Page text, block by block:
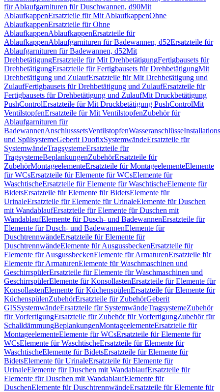
für Ablaufgarnituren für Duschwannen, d90Mit
AblaufkappenErsatzteile für Mit AblaufkappenOhne
AblaufkappenErsatzteile für Ohne
AblaufkappenAblaufkappenErsatzteile für
AblaufkappenAblaufgarnituren für Badewannen, d52Ersatzteile für
Ablaufgarnituren für Badewannen, d52Mit
DrehbetätigungErsatzteile für Mit DrehbetätigungFertigbausets für
DrehbetätigungErsatzteile für Fertigbausets für DrehbetätigungMit
Drehbetätigung und ZulaufErsatzteile für Mit Drehbetätigung und
ZulaufFertigbausets für Drehbetätigung und ZulaufErsatzteile für
Fertigbausets für Drehbetätigung und ZulaufMit Druckbetätigung
PushControlErsatzteile für Mit Druckbetätigung PushControlMit
VentilstopfenErsatzteile für Mit VentilstopfenZubehör für
Ablaufgarnituren für
BadewannenAnschlusssetsVentilstopfenWasseranschlüsse
und SpülsystemeGeberit DuofixSystemwändeErsatzteile für
SystemwändeTragsystemeErsatzteile für
TragsystemeBeplankungenZubehörErsatzteile für
ZubehörMontageelementeErsatzteile für MontageelementeElemente
für WCsErsatzteile für Elemente für WCsElemente für
WaschtischeErsatzteile für Elemente für WaschtischeElemente für
BidetsErsatzteile für Elemente für BidetsElemente für
UrinaleErsatzteile für Elemente für UrinaleElemente für Duschen
mit WandablaufErsatzteile für Elemente für Duschen mit
WandablaufElemente für Dusch- und BadewannenErsatzteile für
Elemente für Dusch- und BadewannenElemente für
DuschtrennwändeErsatzteile für Elemente für
DuschtrennwändeElemente für AusgussbeckenErsatzteile für
Elemente für AusgussbeckenElemente für ArmaturenErsatzteile für
Elemente für ArmaturenElemente für Waschmaschinen und
GeschirrspülerErsatzteile für Elemente für Waschmaschinen und
GeschirrspülerElemente für KonsollastenErsatzteile für Elemente für
KonsollastenElemente für KüchenspülenErsatzteile für Elemente für
KüchenspülenZubehörErsatzteile für ZubehörGeberit
GISSystemwändeErsatzteile für SystemwändeTragsystemeZubehör
für VorfertigungErsatzteile für Zubehör für VorfertigungZubehör für
SchalldämmungBeplankungenMontageelementeErsatzteile für
MontageelementeElemente für WCsErsatzteile für Elemente für
WCsElemente für WaschtischeErsatzteile für Elemente für
WaschtischeElemente für BidetsErsatzteile für Elemente für
BidetsElemente für UrinaleErsatzteile für Elemente für
UrinaleElemente für Duschen mit WandablaufErsatzteile für
Elemente für Duschen mit WandablaufElemente für
DuschenElemente für DuschtrennwändeErsatzteile für Elemente für